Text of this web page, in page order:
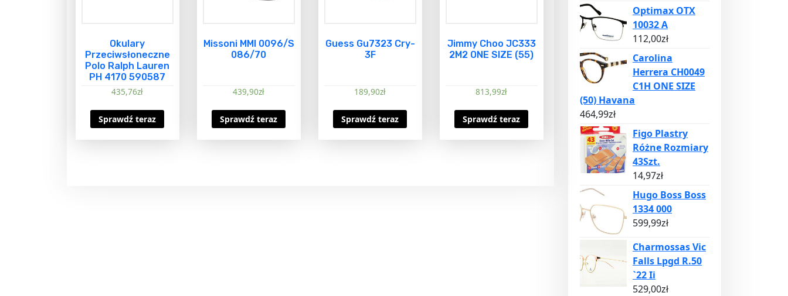
Okulary
Przeciwsłoneczne
Polo Ralph Lauren
PH 4170 590587
435,76zł
Sprawdź teraz
Missoni MMI 0096/S
086/70
439,90zł
Sprawdź teraz
Guess Gu7323 Cry-
3F
189,90zł
Sprawdź teraz
Jimmy Choo JC333
2M2 ONE SIZE (55)
813,99zł
Sprawdź teraz
Optimax OTX
10032 A
112,00zł
Carolina
Herrera CH0049
C1H ONE SIZE
(50) Havana
464,99zł
Figo Plastry
Różne Rozmiary
43Szt.
14,97zł
Hugo Boss Boss
1334 000
599,99zł
Charmossas Vic
Falls Lpgd R.50
`22 Ii
529,00zł